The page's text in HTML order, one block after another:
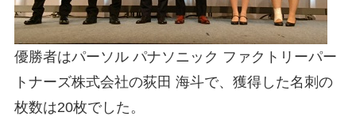
優勝者はパーソル パナソニック ファクトリーパー
トナーズ株式会社の荻田 海斗で、獲得した名刺の
枚数は20枚でした。